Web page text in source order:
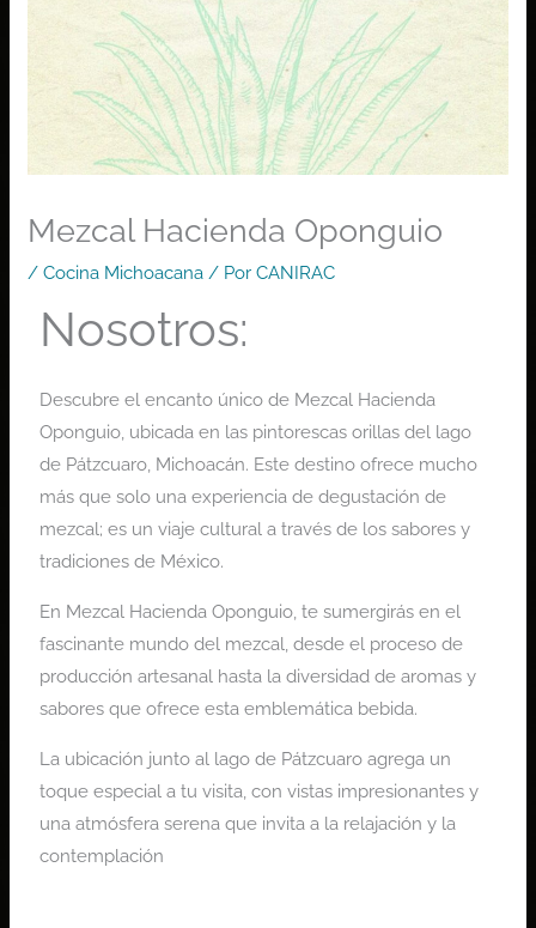
Mezcal Hacienda Oponguio
/Cocina Michoacana / PorCANIRAC
Nosotros:
Descubre el encanto único de Mezcal Hacienda
Oponguio, ubicada en las pintorescas orillas del lago
de Pátzcuaro, Michoacán. Este destino ofrece mucho
más que solo una experiencia de degustación de
mezcal; es un viaje cultural a través de los sabores y
tradiciones de México.
En Mezcal Hacienda Oponguio, te sumergirás en el
fascinante mundo del mezcal, desde el proceso de
producción artesanal hasta la diversidad de aromas y
sabores que ofrece esta emblemática bebida.
La ubicación junto al lago de Pátzcuaro agrega un
toque especial a tu visita, con vistas impresionantes y
una atmósfera serena que invita a la relajación y la
contemplación